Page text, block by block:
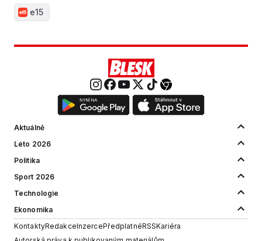
e15
Aktuálně
Léto 2026
Politika
Sport 2026
Technologie
Ekonomika
KontaktyRedakceInzercePředplatnéRSSKariéra